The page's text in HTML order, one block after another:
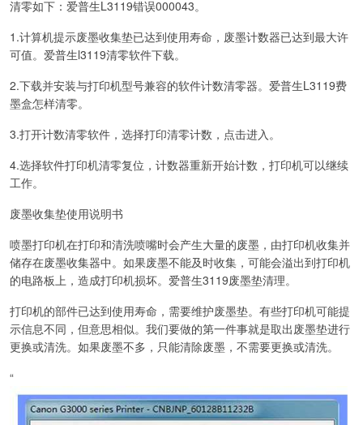
清零如下：爱普生L3119错误000043。
1.计算机提示废墨收集垫已达到使用寿命，废墨计数器已达到最大许
可值。爱普生l3119清零软件下载。
2.下载并安装与打印机型号兼容的软件计数清零器。爱普生L3119费
墨盒怎样清零。
3.打开计数清零软件，选择打印清零计数，点击进入。
4.选择软件打印机清零复位，计数器重新开始计数，打印机可以继续
工作。
废墨收集垫使用说明书
喷墨打印机在打印和清洗喷嘴时会产生大量的废墨，由打印机收集并
储存在废墨收集器中。如果废墨不能及时收集，可能会溢出到打印机
的电路板上，造成打印机损坏。爱普生3119废墨垫清理。
打印机的部件已达到使用寿命，需要维护废墨垫。有些打印机可能提
示信息不同，但意思相似。我们要做的第一件事就是取出废墨垫进行
更换或清洗。如果废墨不多，只能清除废墨，不需要更换或清洗。
“